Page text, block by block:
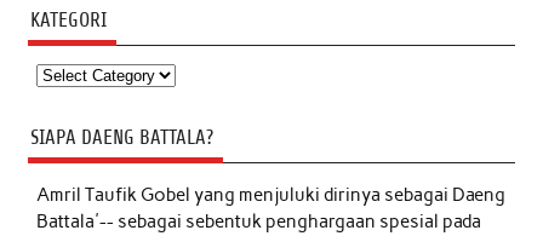
KATEGORI
Kategori
SIAPA DAENG BATTALA?
Amril Taufik Gobelyang menjuluki dirinya sebagai Daeng
Battala'-- sebagai sebentuk penghargaan spesial pada